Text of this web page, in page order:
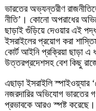
ভারতের অভ্যন্তরীণ
নীতি’। কোনো অপরাধের
ছাড়াই গুঁড়িয়ে দেওয়ার এই
ইসরাইলের প্রয়োগ করা
কোর্ট আইনি প্রক্রিয়া ছাড়া এ
উত্তরপ্রদেশসহ বেশ কিছু
এছাড়া ইসরাইলি স্পাইওয়্যার
নজরদারির অভিযোগ ভারতের
প্রভাবকে আরও স্পষ্ট করেছে।